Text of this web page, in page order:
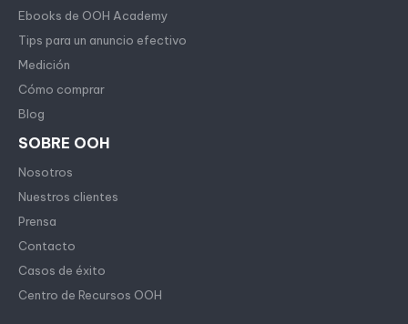
Ebooks de OOH Academy
Tips para un anuncio efectivo
Medición
Cómo comprar
Blog
SOBRE OOH
Nosotros
Nuestros clientes
Prensa
Contacto
Casos de éxito
Centro de Recursos OOH